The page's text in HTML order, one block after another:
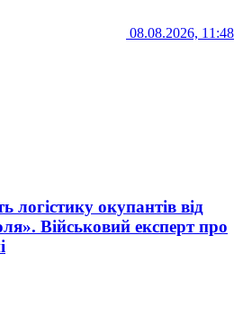
08.08.2026, 11:48
окупантів від
Військовий експерт про